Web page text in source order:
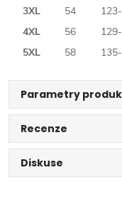
3XL
54
4XL
56
5XL
58
Parametry
Recenze
Diskuse